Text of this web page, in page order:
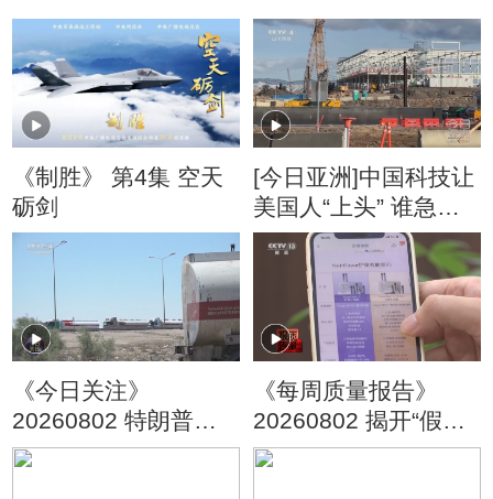
《制胜》 第4集 空天
砺剑
[今日亚洲]中国科技让
美国人“上头” 谁急
了？
《今日关注》
20260802 特朗普叫
停“最大规模”打击 伊
《每周质量报告》
20260802 揭开“假洋
牌”的真面目